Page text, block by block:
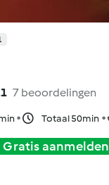
7 beoordelingen
Totaal 50min
Gratis aanmelden